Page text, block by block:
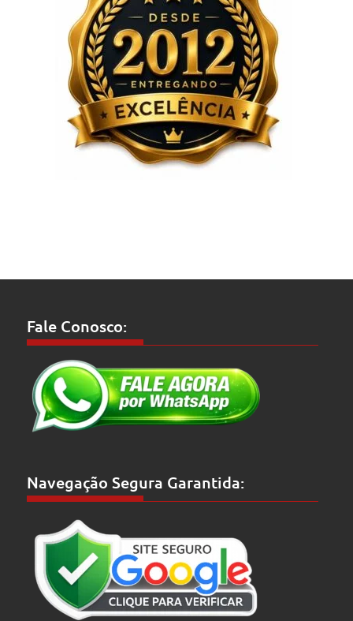
Fale Conosco:
Navegação Segura Garantida: